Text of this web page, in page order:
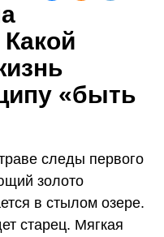
«быть
следы первого
золото
в стылом озере.
старец. Мягкая